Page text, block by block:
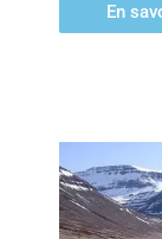
En